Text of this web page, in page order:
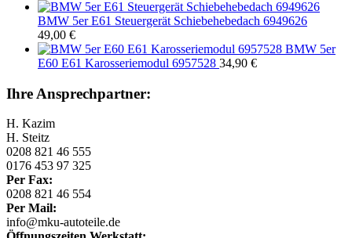
BMW 5er E61 Steuergerät Schiebehebedach 6949626
49,00 €
BMW 5er
E60 E61 Karosseriemodul 6957528 34,90 €
Ihre Ansprechpartner:
H. Kazim
H. Steitz
0208 821 46 555
0176 453 97 325
Per Fax:
0208 821 46 554
Per Mail:
info@mku-autoteile.de